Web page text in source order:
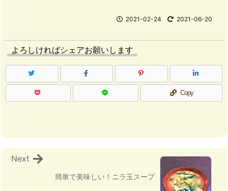
2021-02-24 2021-06-20
よろしければシェアお願いします
Copy
簡単で美味しい！ニラ玉スープ
Next